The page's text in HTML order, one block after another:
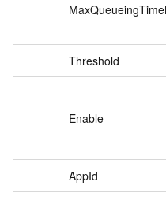
Threshold
Enable
AppId